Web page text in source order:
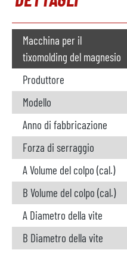
Macchina per il
tixomolding del magnesio
Produttore
Modello
Anno di fabbricazione
Forza di serraggio
A Volume del colpo (cal.)
B Volume del colpo (cal.)
A Diametro della vite
B Diametro della vite